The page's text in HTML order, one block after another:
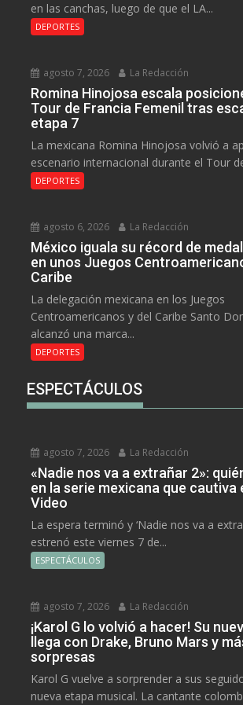
en las canchas, luego de que el LA...
DEPORTES
agosto 7, 2026 La Redacción
Romina Hinojosa escala
Tour de Francia Femenil tras
etapa 7
La mexicana Romina Hinojosa volvió a
escenario internacional durante el Tour
DEPORTES
agosto 6, 2026 La Redacción
México iguala su récord de
en unos Juegos
Caribe
La delegación mexicana en los Juegos
Centroamericanos y del Caribe Santo
alcanzó una marca...
DEPORTES
ESPECTÁCULOS
agosto 7, 2026 La Redacción
«Nadie nos va a extrañar 2»:
en la serie mexicana que cautiva
Video
La espera terminó y ‘Nadie nos va a
estrenó este viernes 7 de...
ESPECTÁCULOS
agosto 7, 2026 La Redacción
¡Karol G lo volvió a hacer! Su
llega con Drake, Bruno Mars y
sorpresas
Karol G vuelve a sorprender a sus
nueva etapa musical. La cantante